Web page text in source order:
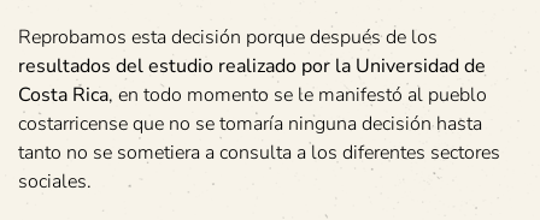
Reprobamos esta decisión porque después de los
resultados del estudio realizado por la Universidad de
Costa Rica, en todo momento se le manifestó al pueblo
costarricense que no se tomaría ninguna decisión hasta
tanto no se sometiera a consulta a los diferentes sectores
sociales.